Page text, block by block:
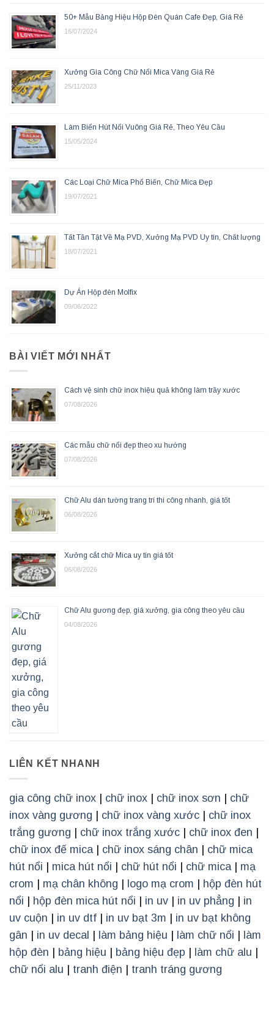
50+ Mẫu Bảng Hiệu Hộp Đèn Quán Cafe Đẹp, Giá Rẻ
16/07/2024
Xưởng Gia Công Chữ Nổi Mica Vàng Giá Rẻ
25/11/2023
Làm Biển Hút Nổi Vuông Giá Rẻ, Theo Yêu Cầu
15/05/2024
Các Loại Chữ Mica Phổ Biến, Chữ Mica Đẹp
19/07/2021
Tất Tần Tật Về Mạ PVD, Xưởng Mạ PVD Uy tín, Chất lượng
18/07/2021
Dự Án Hộp đèn Molfix
09/06/2022
BÀI VIẾT MỚI NHẤT
Cách vệ sinh chữ inox hiệu quả không làm trầy xước
07/08/2026
Các mẫu chữ nổi đẹp theo xu hướng
07/08/2026
Chữ Alu dán tường trang trí thi công nhanh, giá tốt
06/08/2026
Xưởng cắt chữ Mica uy tín giá tốt
06/08/2026
Chữ Alu gương đẹp, giá xưởng, gia công theo yêu cầu
04/08/2026
LIÊN KẾT NHANH
gia công chữ inox | chữ inox | chữ inox sơn | chữ
inox vàng gương | chữ inox vàng xước | chữ inox
trắng gương | chữ inox trắng xước | chữ inox đen |
chữ inox đế mica | chữ inox sáng chân | chữ mica
hút nổi | mica hút nổi | chữ hút nổi | chữ mica | mạ
crom | mạ chân không | logo mạ crom | hộp đèn hút
nổi | hộp đèn mica hút nổi | in uv | in uv phẳng | in
uv cuộn | in uv dtf | in uv bạt 3m | in uv bạt không
gân | in uv decal | làm bảng hiệu | làm chữ nổi | làm
hộp đèn | bảng hiệu | bảng hiệu đẹp | làm chữ alu |
chữ nổi alu | tranh điện | tranh tráng gương